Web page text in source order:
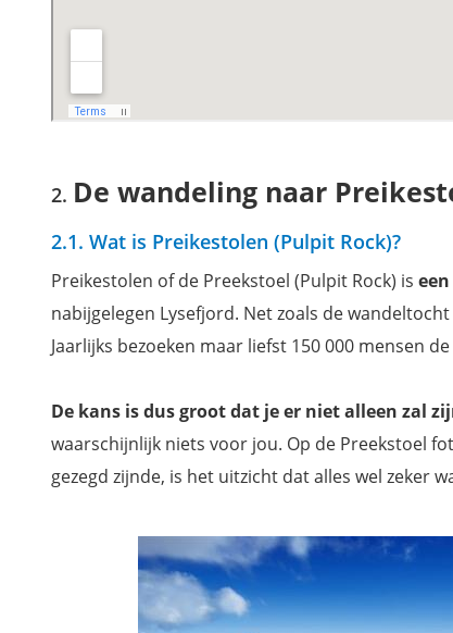
De wandeling naar
2.1. Wat is Preikestolen (Pulpit Rock)?
Preikestolen of de Preekstoel (Pulpit Rock) is
nabijgelegen Lysefjord. Net zoals de
Jaarlijks bezoeken maar liefst 150 000 mensen
De kans is dus groot dat je er niet alleen zal
waarschijnlijk niets voor jou. Op de Preekstoel
gezegd zijnde, is het uitzicht dat alles wel zeker